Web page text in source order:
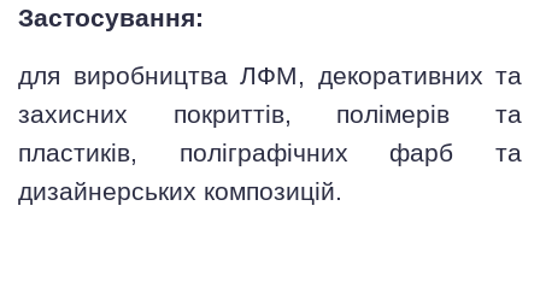
Застосування:
для виробництва ЛФМ, декоративних та
захисних покриттів, полімерів та
пластиків, поліграфічних фарб та
дизайнерських композицій.